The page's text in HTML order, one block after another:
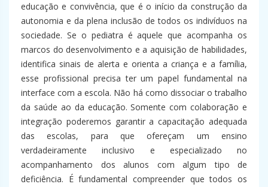
educação e convivência, que é o início da construção da
autonomia e da plena inclusão de todos os indivíduos na
sociedade. Se o pediatra é aquele que acompanha os
marcos do desenvolvimento e a aquisição de habilidades,
identifica sinais de alerta e orienta a criança e a família,
esse profissional precisa ter um papel fundamental na
interface com a escola. Não há como dissociar o trabalho
da saúde ao da educação. Somente com colaboração e
integração poderemos garantir a capacitação adequada
das escolas, para que ofereçam um ensino
verdadeiramente inclusivo e especializado no
acompanhamento dos alunos com algum tipo de
deficiência. É fundamental compreender que todos os